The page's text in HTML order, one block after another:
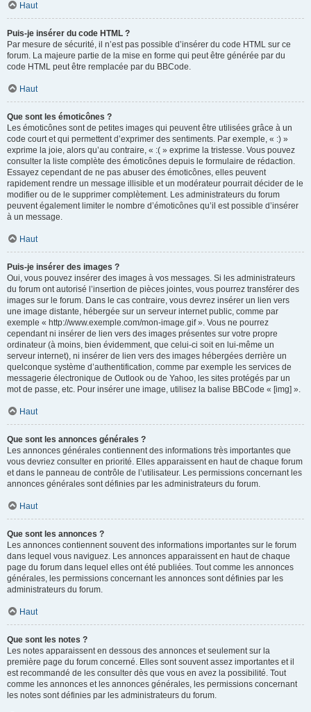
Haut
Puis-je insérer du code HTML ?
Par mesure de sécurité, il n’est pas possible d’insérer du code HTML sur ce
forum. La majeure partie de la mise en forme qui peut être générée par du
code HTML peut être remplacée par du BBCode.
Haut
Que sont les émoticônes ?
Les émoticônes sont de petites images qui peuvent être utilisées grâce à un
code court et qui permettent d’exprimer des sentiments. Par exemple, « :) »
exprime la joie, alors qu’au contraire, « :( » exprime la tristesse. Vous pouvez
consulter la liste complète des émoticônes depuis le formulaire de rédaction.
Essayez cependant de ne pas abuser des émoticônes, elles peuvent
rapidement rendre un message illisible et un modérateur pourrait décider de le
modifier ou de le supprimer complètement. Les administrateurs du forum
peuvent également limiter le nombre d’émoticônes qu’il est possible d’insérer
à un message.
Haut
Puis-je insérer des images ?
Oui, vous pouvez insérer des images à vos messages. Si les administrateurs
du forum ont autorisé l’insertion de pièces jointes, vous pourrez transférer des
images sur le forum. Dans le cas contraire, vous devrez insérer un lien vers
une image distante, hébergée sur un serveur internet public, comme par
exemple « http://www.exemple.com/mon-image.gif ». Vous ne pourrez
cependant ni insérer de lien vers des images présentes sur votre propre
ordinateur (à moins, bien évidemment, que celui-ci soit en lui-même un
serveur internet), ni insérer de lien vers des images hébergées derrière un
quelconque système d’authentification, comme par exemple les services de
messagerie électronique de Outlook ou de Yahoo, les sites protégés par un
mot de passe, etc. Pour insérer une image, utilisez la balise BBCode « [img] ».
Haut
Que sont les annonces générales ?
Les annonces générales contiennent des informations très importantes que
vous devriez consulter en priorité. Elles apparaissent en haut de chaque forum
et dans le panneau de contrôle de l’utilisateur. Les permissions concernant les
annonces générales sont définies par les administrateurs du forum.
Haut
Que sont les annonces ?
Les annonces contiennent souvent des informations importantes sur le forum
dans lequel vous naviguez. Les annonces apparaissent en haut de chaque
page du forum dans lequel elles ont été publiées. Tout comme les annonces
générales, les permissions concernant les annonces sont définies par les
administrateurs du forum.
Haut
Que sont les notes ?
Les notes apparaissent en dessous des annonces et seulement sur la
première page du forum concerné. Elles sont souvent assez importantes et il
est recommandé de les consulter dès que vous en avez la possibilité. Tout
comme les annonces et les annonces générales, les permissions concernant
les notes sont définies par les administrateurs du forum.